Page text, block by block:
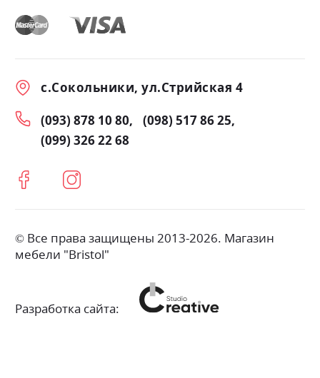
с.Сокольники, ул.Стрийская 4
(093) 878 10 80
(098) 517 86 25
(099) 326 22 68
© Все права защищены 2013-2026. Магазин
мебели "Bristol"
Разработка сайта: